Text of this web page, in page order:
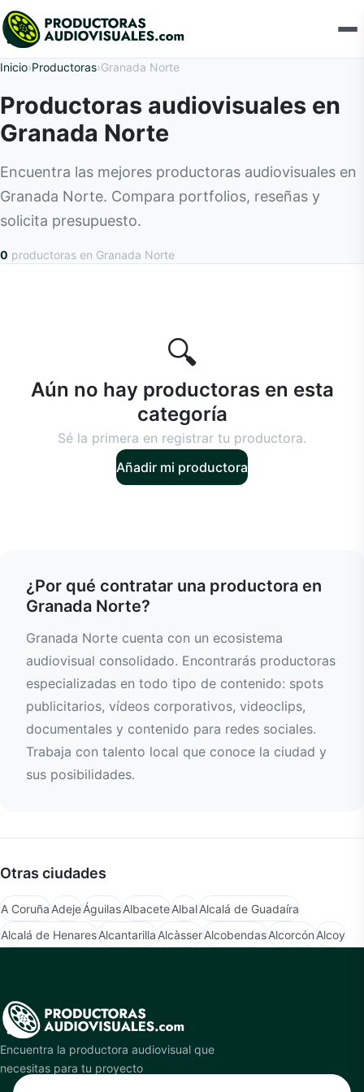
Inicio›Productoras›Granada Norte
Productoras audiovisuales en
Granada Norte
Encuentra las mejores productoras audiovisuales en
Granada Norte. Compara portfolios, reseñas y
solicita presupuesto.
0 productoras en Granada Norte
🔍
Aún no hay productoras en esta
categoría
Sé la primera en registrar tu productora.
Añadir mi productora
¿Por qué contratar una productora en
Granada Norte?
Granada Norte cuenta con un ecosistema
audiovisual consolidado. Encontrarás productoras
especializadas en todo tipo de contenido: spots
publicitarios, vídeos corporativos, videoclips,
documentales y contenido para redes sociales.
Trabaja con talento local que conoce la ciudad y
sus posibilidades.
Otras ciudades
A CoruñaAdejeÁguilasAlbaceteAlbalAlcalá de Guadaíra
Alcalá de HenaresAlcantarillaAlcàsserAlcobendasAlcorcónAlcoy
Encuentra la productora audiovisual que
necesitas para tu proyecto